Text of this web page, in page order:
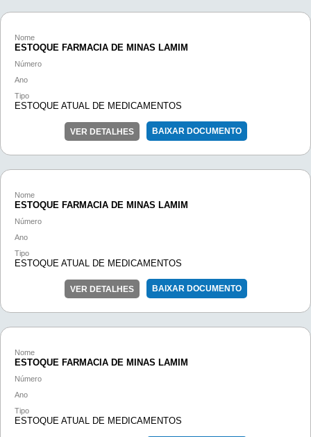
Nome
ESTOQUE FARMACIA DE MINAS LAMIM
Número
Ano
Tipo
ESTOQUE ATUAL DE MEDICAMENTOS
VER DETALHES BAIXAR DOCUMENTO
Nome
ESTOQUE FARMACIA DE MINAS LAMIM
Número
Ano
Tipo
ESTOQUE ATUAL DE MEDICAMENTOS
VER DETALHES BAIXAR DOCUMENTO
Nome
ESTOQUE FARMACIA DE MINAS LAMIM
Número
Ano
Tipo
ESTOQUE ATUAL DE MEDICAMENTOS